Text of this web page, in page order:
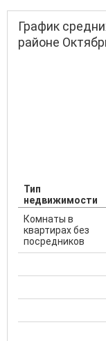
График
районе
Тип
недвижимости
Комнаты в
квартирах без
посредников